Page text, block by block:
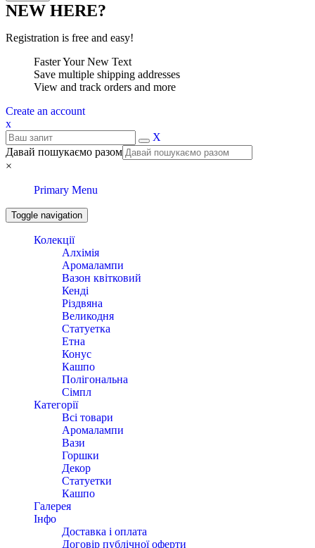
NEW HERE?
Registration is free and easy!
Faster Your New Text
Save multiple shipping addresses
View and track orders and more
Create an account
x
X
Давай пошукаємо разом
×
Primary Menu
Toggle navigation
Колекції
Алхімія
Аромалампи
Вазон квітковий
Кенді
Різдвяна
Великодня
Статуетка
Етна
Конус
Кашпо
Полігональна
Сімпл
Категорії
Всі товари
Аромалампи
Вази
Горшки
Декор
Статуетки
Кашпо
Галерея
Інфо
Доставка і оплата
Договір публічної оферти